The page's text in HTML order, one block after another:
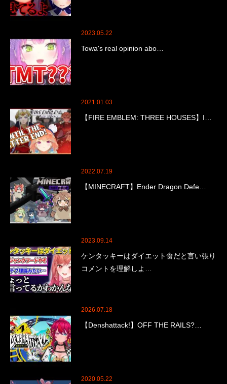
2023.05.22
Towa's real opinion abo…
2021.01.03
【FIRE EMBLEM: THREE HOUSES】I…
2022.07.19
【MINECRAFT】Ender Dragon Defe…
2023.09.14
ケンタッキーはダイエット食だと言い張り
コメントを理解しよ…
2026.07.18
【Denshattack!】OFF THE RAILS?…
2020.05.22